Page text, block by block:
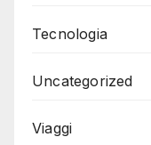
Tecnologia
Uncategorized
Viaggi